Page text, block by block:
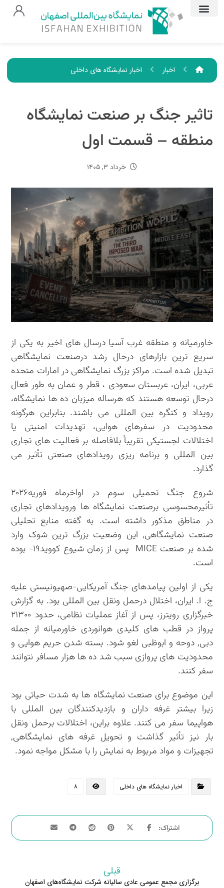
اخبار اخبار نمایشگاه های داخلی
تاثیر جنگ بر صنعت نمایشگاه
منطقه – قسمت اول
خرداد ۳, ۱۴۰۵
خاورمیانه و منطقه غرب آسیا درسال های اخیر به یکی از
سریع ترین بازارهای درحال رشد درصنعت نمایشگاهی
تبدیل شده است. مراکز بزرگ نمایشگاهی در امارات متحده
عربی، ایران، عربستان سعودی ، قطر و عمان به طور فعال
درحال توسعه هستند که هرساله میزبان ده ها نمایشگاه،
رویداد و کنگره بین المللی می باشند. بنابراین هرگونه
محدودیت در سفرهای هوایی، تهدیدات امنیتی یا
اختلالات لجستیکی تقریباً بلافاصله بر فعالیت های تجاری
بین المللی و برنامه ریزی رویدادهای صنعتی تأثیر می
گذارد.
شروع جنگ تحمیلی سوم در اواخرماه فوریه۲۰۲۶
تأثیرمحسوسی برصنعت نمایشگاه ها ورویدادهای تجاری
در مناطق مذکور داشته است. به گفته منابع تحلیلی
صنعت نمایشگاهی, این وضعیت بزرگ ترین شوک وارد
شده بر صنعت MICE پس از زمان شیوع کووید۱۹- بوده
است.
یکی از اولین پیامدهای جنگ آمریکایی-صهیونیستی علیه
ج. ا. ایران، اختلال درحمل ونقل بین المللی بود. به گزارش
خبرگزاری رویترز، پس از آغاز عملیات نظامی، حدود ۲۱۳۰۰
پرواز در قطب های کلیدی هوانوردی خاورمیانه از جمله
دبی, دوحه و ابوظبی لغو شود. بسته شدن حریم هوایی و
محدودیت های پروازی سبب شد ده ها هزار مسافر نتوانند
سفر کنند.
این موضوع برای صنعت نمایشگاه ها به شدت حیاتی بود
زیرا بیشتر غرفه داران و بازدیدکنندگان بین المللی با
هواپیما سفر می کنند. علاوه براین، اختلالات برحمل ونقل
بار نیز تأثیر گذاشت و تحویل غرفه های نمایشگاهی,
تجهیزات و مواد مربوط به نمایش را با مشکل مواجه نمود.
اخبار نمایشگاه های داخلی ۸
قبلی
برگزاری مجمع عمومی عادی سالیانه شرکت نمایشگاه‌های اصفهان